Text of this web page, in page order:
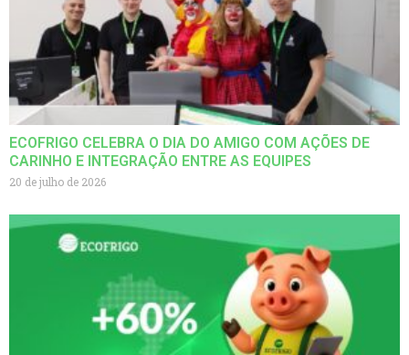
ECOFRIGO CELEBRA O DIA DO AMIGO COM AÇÕES DE
CARINHO E INTEGRAÇÃO ENTRE AS EQUIPES
20 de julho de 2026